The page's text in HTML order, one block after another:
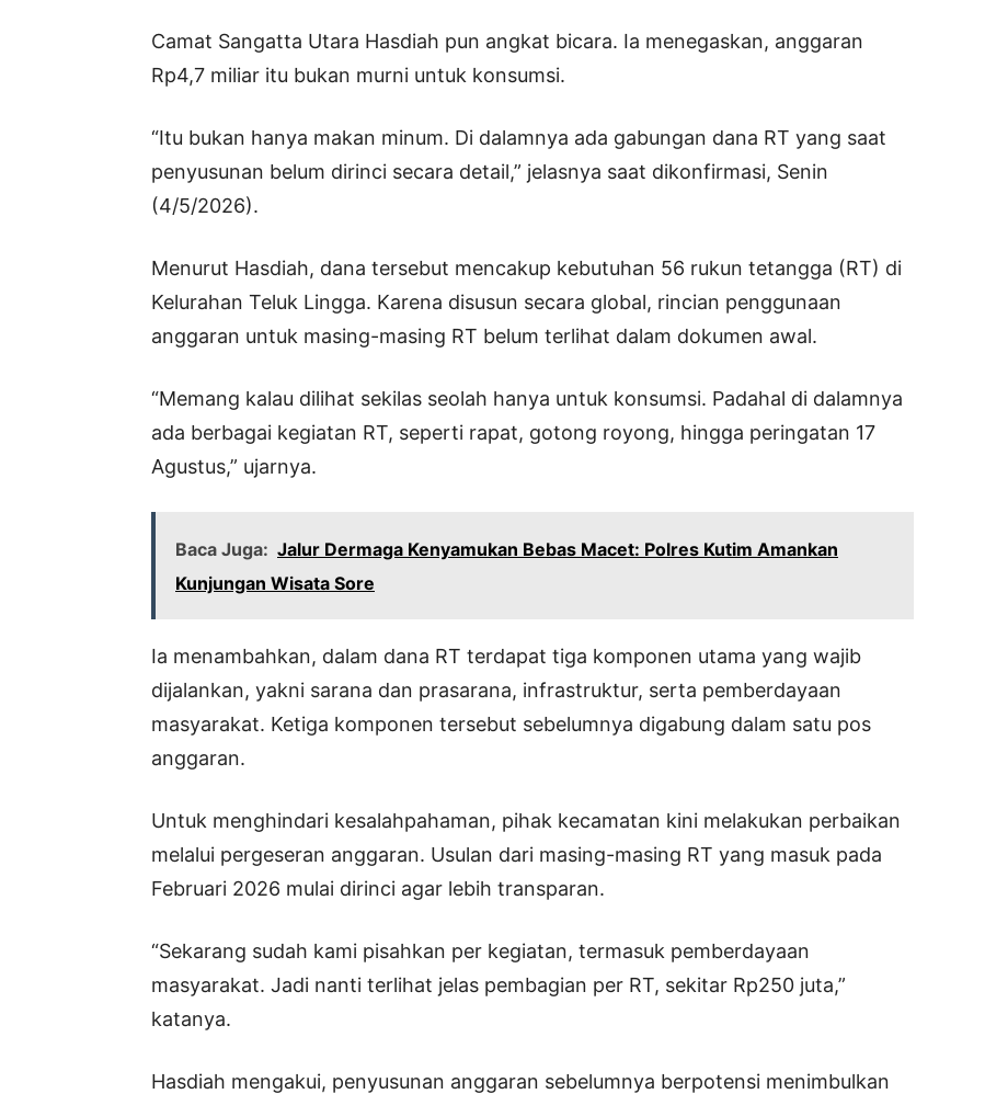
Camat Sangatta Utara Hasdiah pun angkat bicara. Ia menegaskan, anggaran
Rp4,7 miliar itu bukan murni untuk konsumsi.
“Itu bukan hanya makan minum. Di dalamnya ada gabungan dana RT yang saat
penyusunan belum dirinci secara detail,” jelasnya saat dikonfirmasi, Senin
(4/5/2026).
Menurut Hasdiah, dana tersebut mencakup kebutuhan 56 rukun tetangga (RT) di
Kelurahan Teluk Lingga. Karena disusun secara global, rincian penggunaan
anggaran untuk masing-masing RT belum terlihat dalam dokumen awal.
“Memang kalau dilihat sekilas seolah hanya untuk konsumsi. Padahal di dalamnya
ada berbagai kegiatan RT, seperti rapat, gotong royong, hingga peringatan 17
Agustus,” ujarnya.
Baca Juga: Jalur Dermaga Kenyamukan Bebas Macet: Polres Kutim Amankan
Kunjungan Wisata Sore
Ia menambahkan, dalam dana RT terdapat tiga komponen utama yang wajib
dijalankan, yakni sarana dan prasarana, infrastruktur, serta pemberdayaan
masyarakat. Ketiga komponen tersebut sebelumnya digabung dalam satu pos
anggaran.
Untuk menghindari kesalahpahaman, pihak kecamatan kini melakukan perbaikan
melalui pergeseran anggaran. Usulan dari masing-masing RT yang masuk pada
Februari 2026 mulai dirinci agar lebih transparan.
“Sekarang sudah kami pisahkan per kegiatan, termasuk pemberdayaan
masyarakat. Jadi nanti terlihat jelas pembagian per RT, sekitar Rp250 juta,”
katanya.
Hasdiah mengakui, penyusunan anggaran sebelumnya berpotensi menimbulkan